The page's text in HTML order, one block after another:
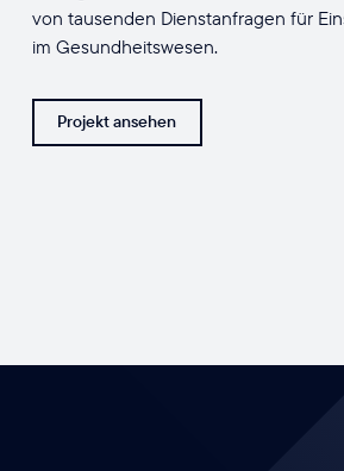
von tausenden Dienstanfragen für
im Gesundheitswesen.
Projekt ansehen